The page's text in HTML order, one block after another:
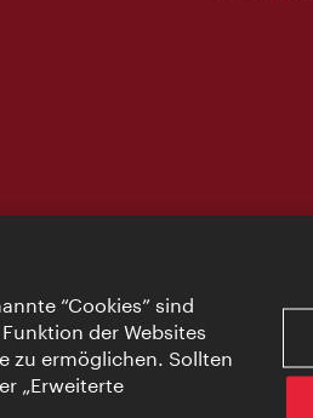
“Cookies” sind
der Websites
zu ermöglichen. Sollten
„Erweiterte